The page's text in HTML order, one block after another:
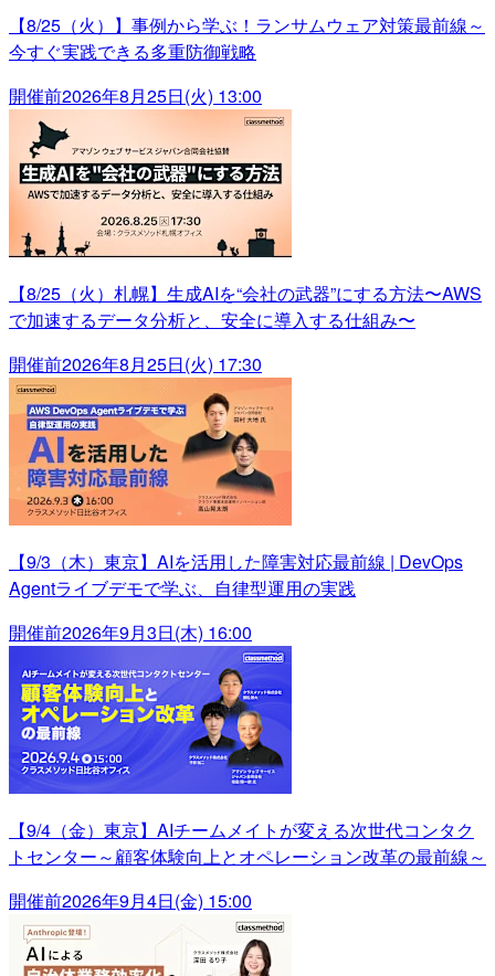
【8/25（火）】事例から学ぶ！ランサムウェア対策最前線～
今すぐ実践できる多重防御戦略
開催前2026年8月25日(火) 13:00
【8/25（火）札幌】生成AIを“会社の武器”にする方法〜AWS
で加速するデータ分析と、安全に導入する仕組み〜
開催前2026年8月25日(火) 17:30
【9/3（木）東京】AIを活用した障害対応最前線 | DevOps
Agentライブデモで学ぶ、自律型運用の実践
開催前2026年9月3日(木) 16:00
【9/4（金）東京】AIチームメイトが変える次世代コンタク
トセンター～顧客体験向上とオペレーション改革の最前線～
開催前2026年9月4日(金) 15:00